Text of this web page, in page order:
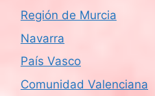
Región de Murcia
Navarra
País Vasco
Comunidad Valenciana